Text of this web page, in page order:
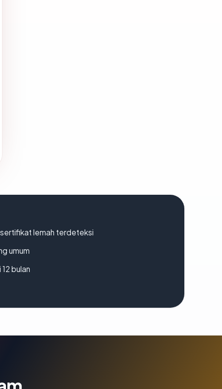
lemah terdeteksi
umum
bulan